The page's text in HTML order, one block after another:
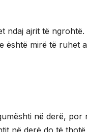
ndaj ajrit të ngrohtë.
është mirë të ruhet
në derë,